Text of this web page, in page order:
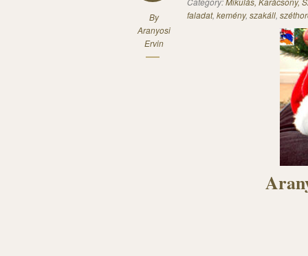
By
Aranyosi
Ervin
faladat, kemény, szakáll,